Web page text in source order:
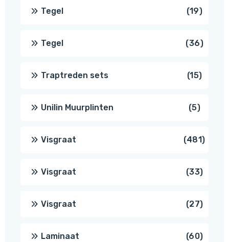
Tegel 1919
Tegel 3636
Traptreden sets 1515
Unilin Muurplinten 55
Visgraat 481481
Visgraat 3333
Visgraat 2727
Laminaat 6060